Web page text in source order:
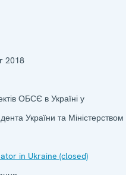
2018
ОБСЄ в Україні у
України та Міністерством
in Ukraine (closed)